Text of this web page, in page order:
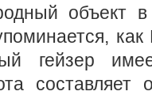
объект
гейзер
составляет